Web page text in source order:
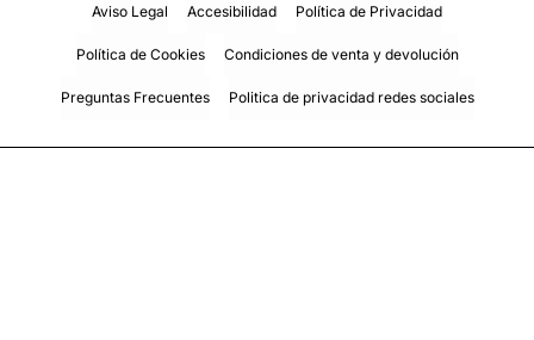
Aviso Legal Accesibilidad Política de Privacidad
Política de Cookies Condiciones de venta y devolución
Preguntas Frecuentes Politica de privacidad redes sociales